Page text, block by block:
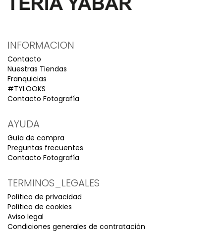
INFORMACION
Contacto
Nuestras Tiendas
Franquicias
#TYLOOKS
Contacto Fotografía
AYUDA
Guía de compra
Preguntas frecuentes
Contacto Fotografía
TERMINOS_LEGALES
Política de privacidad
Política de cookies
Aviso legal
Condiciones generales de contratación